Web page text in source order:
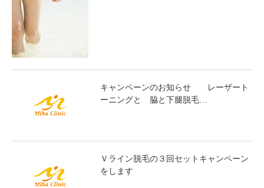
キャンペーンのお知らせ レーザート
ーニングと 脇と下腿脱毛…
Ｖライン脱毛の３回セットキャンペーン
をします